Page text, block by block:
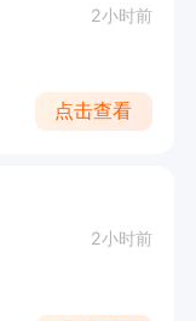
2小时前
点击查看
2小时前